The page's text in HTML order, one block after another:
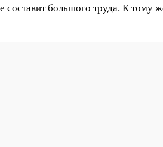
большого труда. К тому